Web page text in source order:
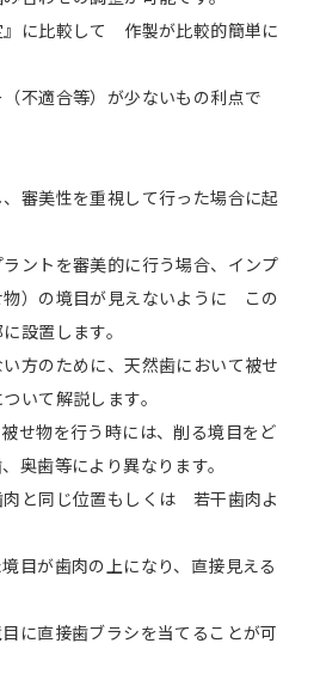
』に比較して 作製が比較的簡単に
不適合等）が少ないもの利点で
審美性を重視して行った場合に起
ントを審美的に行う場合、インプ
物）の境目が見えないように この
設置します。
方のために、天然歯において被せ
いて解説します。
せ物を行う時には、削る境目をど
奥歯等により異なります。
と同じ位置もしくは 若干歯肉よ
目が歯肉の上になり、直接見える
に直接歯ブラシを当てることが可